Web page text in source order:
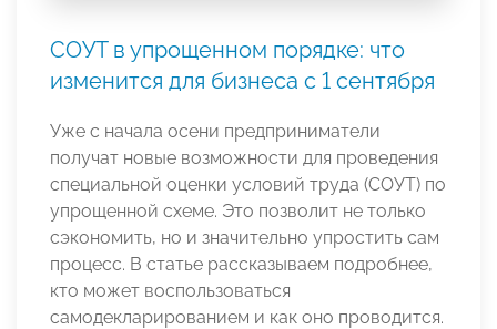
СОУТ в упрощенном порядке: что
изменится для бизнеса с 1 сентября
Уже с начала осени предприниматели
получат новые возможности для проведения
специальной оценки условий труда (СОУТ) по
упрощенной схеме. Это позволит не только
сэкономить, но и значительно упростить сам
процесс. В статье рассказываем подробнее,
кто может воспользоваться
самодекларированием и как оно проводится.